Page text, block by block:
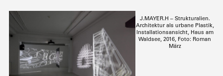
J.MAYER.H – Strukturalien.
Architektur als urbane Plastik,
Installationsansicht, Haus am
Waldsee, 2016, Foto: Roman
März